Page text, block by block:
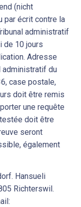
(nicht
par écrit contre la
administratif
de 10 jours
Adresse
administratif du
case postale,
doit être remis
une requête
doit être
seront
également
Hansueli
Richterswil.